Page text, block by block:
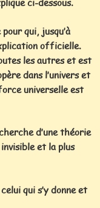
qui, jusqu’à
officielle.
les autres et est
dans l’univers et
universelle est
d’une théorie
et la plus
qui s’y donne et